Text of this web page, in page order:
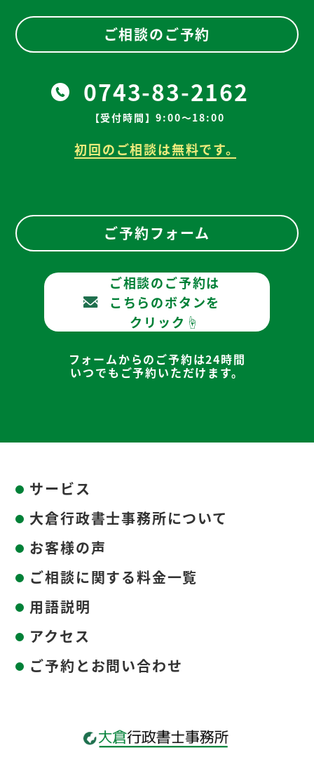
ご相談のご予約
0743-83-2162
【受付時間】9:00～18:00
初回のご相談は無料です。
ご予約フォーム
ご相談のご予約は
こちらのボタンを
クリック☝
フォームからのご予約は24時間
いつでもご予約いただけます。
サービス
大倉行政書士事務所について
お客様の声
ご相談に関する料金一覧
用語説明
アクセス
ご予約とお問い合わせ